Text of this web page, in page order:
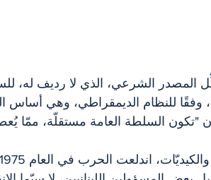
المصدر الشرعي، الذي لا رديف له،
وفقًا للنظام الديمقراطي، وهي أساس
"تكون السلطة العامة مستقلّة، ممّا